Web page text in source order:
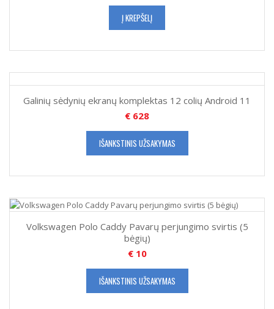
Į KREPŠELĮ
Galinių sėdynių ekranų komplektas 12 colių Android 11
€ 628
IŠANKSTINIS UŽSAKYMAS
Volkswagen Polo Caddy Pavarų perjungimo svirtis (5
bėgių)
€10
IŠANKSTINIS UŽSAKYMAS